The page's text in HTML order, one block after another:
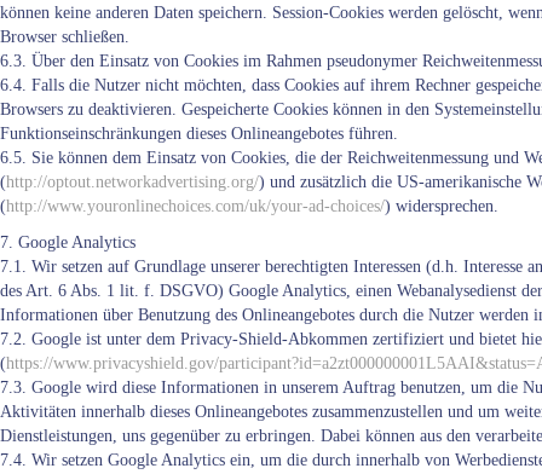
können keine anderen Daten speichern. Session-Cookies werden gelöscht,
Browser schließen.
6.3. Über den Einsatz von Cookies im Rahmen pseudonymer
6.4. Falls die Nutzer nicht möchten, dass Cookies auf ihrem Rechner
Browsers zu deaktivieren. Gespeicherte Cookies können in den
Funktionseinschränkungen dieses Onlineangebotes führen.
6.5. Sie können dem Einsatz von Cookies, die der Reichweitenmessung und
(http://optout.networkadvertising.org/) und zusätzlich die US-amerikanische
(http://www.youronlinechoices.com/uk/your-ad-choices/) widersprechen.
7. Google Analytics
7.1. Wir setzen auf Grundlage unserer berechtigten Interessen (d.h.
des Art. 6 Abs. 1 lit. f. DSGVO) Google Analytics, einen Webanalysedienst
Informationen über Benutzung des Onlineangebotes durch die Nutzer
7.2. Google ist unter dem Privacy-Shield-Abkommen zertifiziert und bietet
(https://www.privacyshield.gov/
7.3. Google wird diese Informationen in unserem Auftrag benutzen, um die
Aktivitäten innerhalb dieses Onlineangebotes zusammenzustellen und um
Dienstleistungen, uns gegenüber zu erbringen. Dabei können aus den
7.4. Wir setzen Google Analytics ein, um die durch innerhalb von